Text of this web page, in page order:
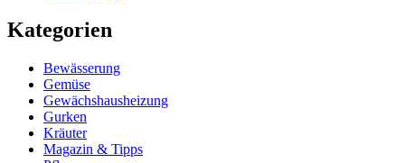
Kategorien
Bewässerung
Gemüse
Gewächshausheizung
Gurken
Kräuter
Magazin & Tipps